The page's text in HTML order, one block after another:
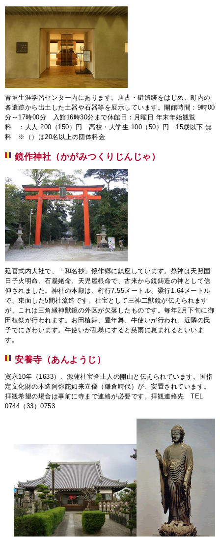
青垣生涯学習センター内にあります。唐古・鍵遺跡をはじめ、町内の
各遺跡から出土した土器や石器等を展示しています。開館時間：9時00
分～17時00分 入館16時30分まで休館日：月曜日 年末年始観覧
料 ：大人 200（150）円 高校・大学生 100（50）円 15歳以下 無
料 ※（）は20名以上の団体料金
鏡作神社（かがみつくりじんじゃ）
延喜式内大社で、「和名抄」鏡作郷に鎮座しています。祭神は天照国
日子火明命、石凝姥命、天児屋根命で、古来から鏡鋳造の神として信
仰されました。神社の本殿は、桁行7.55メートル、梁行1.64メートル
で、東面した5間社流造です。社宝として三神二獣鏡が伝えられます
が、これは三角縁神獣鏡の外区が欠落したものです。毎年2月下旬に御
田植祭が行われます。お田植舞、豊年舞、牛使いが行われ、近隣の氏
子でにぎわいます。牛使いが乱暴にすると慈雨に恵まれるといいま
す。
安養寺（あんようじ）
寛永10年（1633）、源蓮社宝誉上人の開山と伝えられています。国指
定文化財の木造阿弥陀如来立像（鎌倉時代）が、安置されています。
拝観希望の場合は事前に寺まで連絡が必要です。拝観連絡先 TEL
0744（33）0753